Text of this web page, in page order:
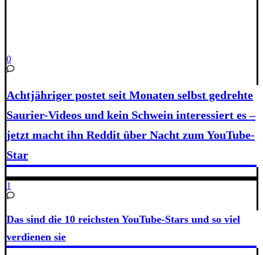
0
Achtjähriger postet seit Monaten selbst gedrehte
Saurier-Videos und kein Schwein interessiert es –
jetzt macht ihn Reddit über Nacht zum YouTube-
Star
1
Das sind die 10 reichsten YouTube-Stars und so viel
verdienen sie